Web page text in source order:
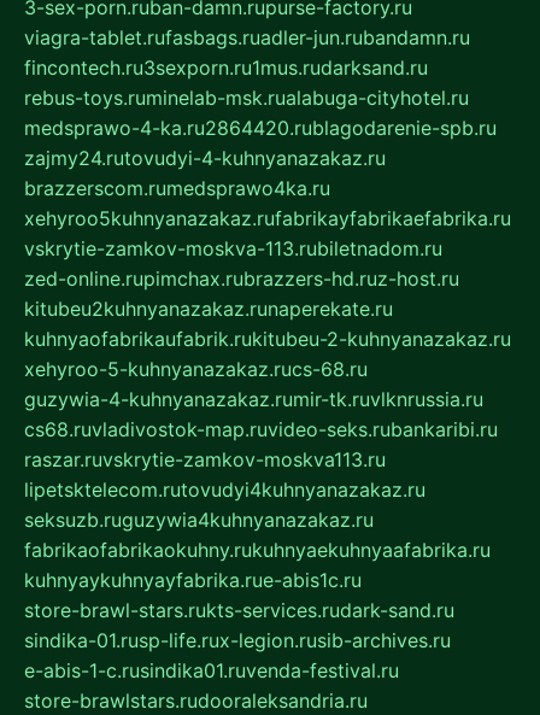
3-sex-porn.ruban-damn.rupurse-factory.ru
viagra-tablet.rufasbags.ruadler-jun.rubandamn.ru
fincontech.ru3sexporn.ru1mus.rudarksand.ru
rebus-toys.ruminelab-msk.rualabuga-cityhotel.ru
medsprawo-4-ka.ru2864420.rublagodarenie-spb.ru
zajmy24.rutovudyi-4-kuhnyanazakaz.ru
brazzerscom.rumedsprawo4ka.ru
xehyroo5kuhnyanazakaz.rufabrikayfabrikaefabrika.ru
vskrytie-zamkov-moskva-113.rubiletnadom.ru
zed-online.rupimchax.rubrazzers-hd.ruz-host.ru
kitubeu2kuhnyanazakaz.runaperekate.ru
kuhnyaofabrikaufabrik.rukitubeu-2-kuhnyanazakaz.ru
xehyroo-5-kuhnyanazakaz.rucs-68.ru
guzywia-4-kuhnyanazakaz.rumir-tk.ruvlknrussia.ru
cs68.ruvladivostok-map.ruvideo-seks.rubankaribi.ru
raszar.ruvskrytie-zamkov-moskva113.ru
lipetsktelecom.rutovudyi4kuhnyanazakaz.ru
seksuzb.ruguzywia4kuhnyanazakaz.ru
fabrikaofabrikaokuhny.rukuhnyaekuhnyaafabrika.ru
kuhnyaykuhnyayfabrika.rue-abis1c.ru
store-brawl-stars.rukts-services.rudark-sand.ru
sindika-01.rusp-life.rux-legion.rusib-archives.ru
e-abis-1-c.rusindika01.ruvenda-festival.ru
store-brawlstars.rudooraleksandria.ru